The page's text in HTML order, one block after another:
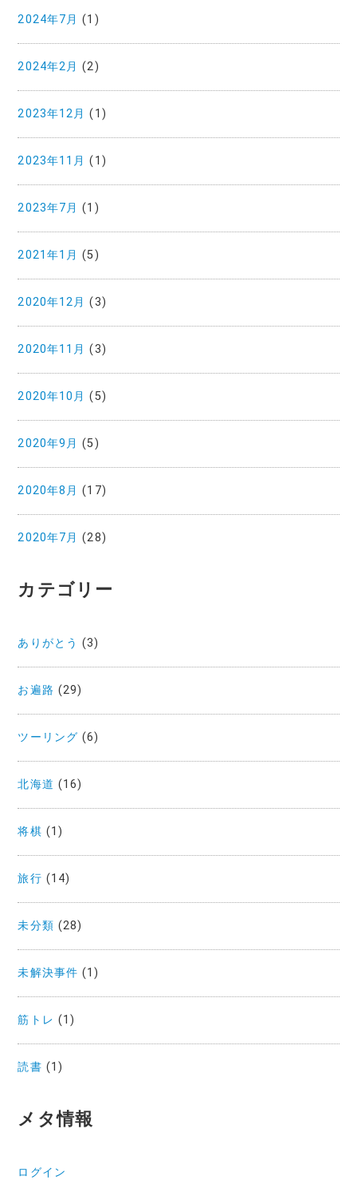
2024年7月 (1)
2024年2月 (2)
2023年12月 (1)
2023年11月 (1)
2023年7月 (1)
2021年1月 (5)
2020年12月 (3)
2020年11月 (3)
2020年10月 (5)
2020年9月 (5)
2020年8月 (17)
2020年7月 (28)
カテゴリー
ありがとう (3)
お遍路 (29)
ツーリング (6)
北海道 (16)
将棋 (1)
旅行 (14)
未分類 (28)
未解決事件 (1)
筋トレ (1)
読書 (1)
メタ情報
ログイン